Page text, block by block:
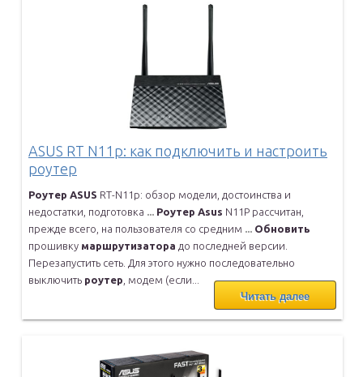
ASUS RT N11p: как подключить и настроить
роутер
Роутер ASUS RT-N11p: обзор модели, достоинства и
недостатки, подготовка ... Роутер Asus N11P рассчитан,
прежде всего, на пользователя со средним ... Обновить
прошивку маршрутизатора до последней версии.
Перезапустить сеть. Для этого нужно последовательно
выключить роутер , модем (если...
Читать далее